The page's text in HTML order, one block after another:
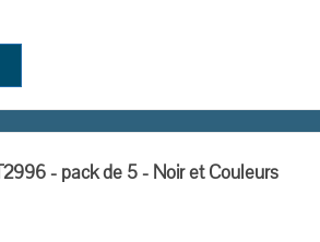
- pack de 5 - Noir et Couleurs